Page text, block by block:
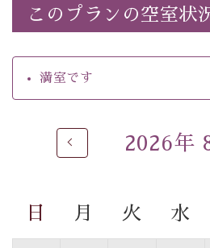
いう昔の暦による料理表現）
・朝食はこだわりの味噌汁をは
【温泉】
るご入浴をお愉しみください。
■お座敷風呂（大浴場）
す。
※男性大浴場までのご移動には
このプランの空室状
満室です
2026年
日 月 火 水